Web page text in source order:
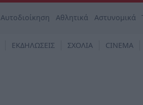
Αυτοδιοίκηση Αθλητικά Αστυνομικά
ΕΚΔΗΛΩΣΕΙΣ ΣΧΟΛΙΑ CINEMA